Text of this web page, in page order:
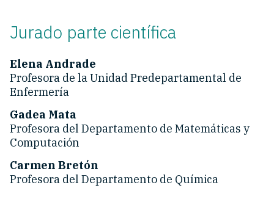
Jurado parte científica
Elena Andrade
Profesora de la Unidad Predepartamental de
Enfermería
Gadea Mata
Profesora del Departamento de Matemáticas y
Computación
Carmen Bretón
Profesora del Departamento de Química